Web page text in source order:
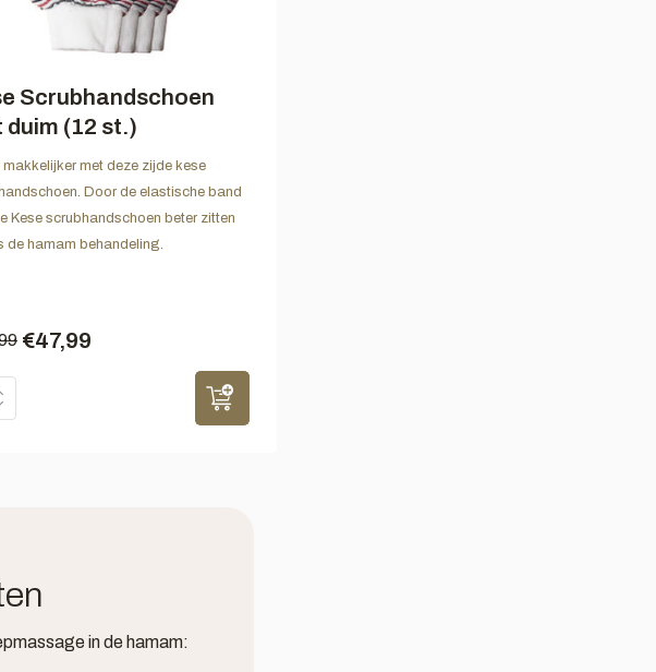
Scrubhandschoen
duim (12 st.)
makkelijker met deze zijde kese
Door de elastische band
Kese scrubhandschoen beter zitten
de hamam behandeling.
€47,99
in de hamam: